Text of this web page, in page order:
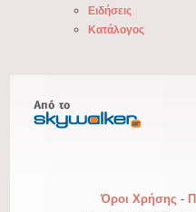
Ειδήσεις
Κατάλογος
Όροι Χρήσης -